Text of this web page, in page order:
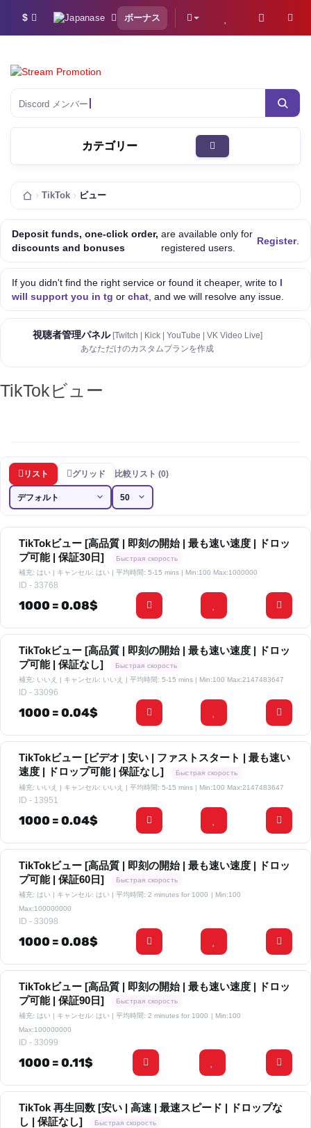
$ ボーナス
Discord メンバー
カテゴリー
TikTok ビュー
Deposit funds, one-click order,
discounts and bonuses
are available only for
registered users.
Register.
If you didn't find the right service or found it cheaper, write to I
will support you in tg or chat , and we will resolve any issue.
視聴者管理パネル [Twitch | Kick | YouTube | VK Video Live]
あなただけのカスタムプランを作成
TikTokビュー
リスト グリッド 比較リスト (0)
TikTokビュー [高品質 | 即刻の開始 | 最も速い速度 | ドロッ
プ可能 | 保証30日]
Быстрая скорость
補充: はい | キャンセル: はい | 平均時間: 5-15 mins | Min:100 Max:1000000
ID - 33768
1000 = 0.08$
TikTokビュー [高品質 | 即刻の開始 | 最も速い速度 | ドロッ
プ可能 | 保証なし]
Быстрая скорость
補充: いいえ | キャンセル: いいえ | 平均時間: 5-15 mins | Min:100 Max:2147483647
ID - 33096
1000 = 0.04$
TikTokビュー [ビデオ | 安い | ファストスタート | 最も速い
速度 | ドロップ可能 | 保証なし]
Быстрая скорость
補充: いいえ | キャンセル: いいえ | 平均時間: 5-15 mins | Min:100 Max:2147483647
ID - 13951
1000 = 0.04$
TikTokビュー [高品質 | 即刻の開始 | 最も速い速度 | ドロッ
プ可能 | 保証60日]
Быстрая скорость
補充: はい | キャンセル: はい | 平均時間: 2 minutes for 1000 | Min:100
Max:100000000
ID - 33098
1000 = 0.08$
TikTokビュー [高品質 | 即刻の開始 | 最も速い速度 | ドロッ
プ可能 | 保証90日]
Быстрая скорость
補充: はい | キャンセル: はい | 平均時間: 2 minutes for 1000 | Min:100
Max:100000000
ID - 33099
1000 = 0.11$
TikTok 再生回数 [安い | 高速 | 最速スピード | ドロップな
し | 保証なし]
Быстрая скорость